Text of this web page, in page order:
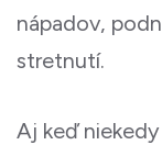
nápadov,
stretnutí.
Aj keď